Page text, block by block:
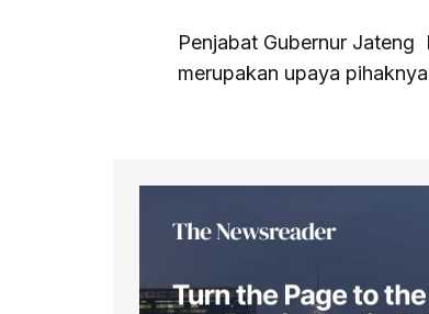
Penjabat Gubernur Jateng
merupakan upaya